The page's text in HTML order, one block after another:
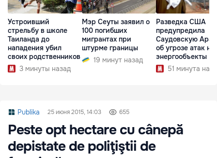
Устроивший
стрельбу в школе
Таиланда до
нападения убил
своих родственников
3 минуты назад
Мэр Сеуты заявил о
100 погибших
мигрантах при
штурме границы
19 минут назад
Разведка США
предупредила
Саудовскую
об угрозе атак на
энергообъекты
51 минута
Publika 25 июня 2015, 14:03 655
Peste opt hectare cu cânepă
depistate de poliţiştii de